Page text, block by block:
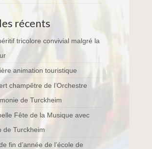
récents
tricolore convivial malgré la
animation touristique
champêtre de l’Orchestre
de Turckheim
Fête de la Musique avec
de Turckheim
fin d’année de l’école de